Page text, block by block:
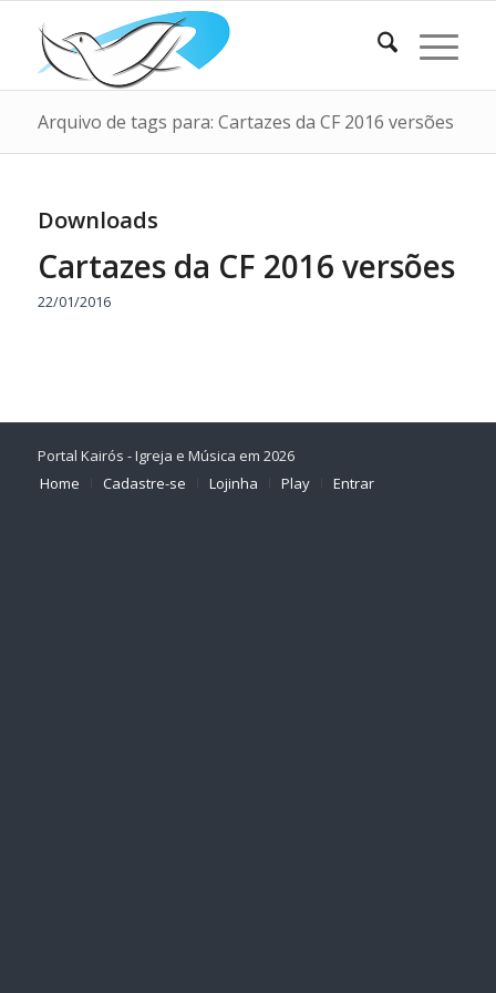
Arquivo de tags para: Cartazes da CF 2016 versões
Downloads
Cartazes da CF 2016 versões
22/01/2016
Portal Kairós - Igreja e Música em 2026
Home
Cadastre-se Lojinha Play Entrar